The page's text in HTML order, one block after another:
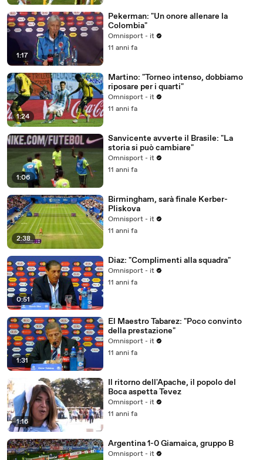
1:17
Pekerman: "Un onore allenare la
Colombia"
Omnisport - it
11 anni fa
1:24
Martino: "Torneo intenso, dobbiamo
riposare per i quarti"
Omnisport - it
11 anni fa
1:06
Sanvicente avverte il Brasile: "La
storia si può cambiare"
Omnisport - it
11 anni fa
2:38
Birmingham, sarà finale Kerber-
Pliskova
Omnisport - it
11 anni fa
0:51
Diaz: "Complimenti alla squadra"
Omnisport - it
11 anni fa
1:31
El Maestro Tabarez: "Poco convinto
della prestazione"
Omnisport - it
11 anni fa
1:16
Il ritorno dell'Apache, il popolo del
Boca aspetta Tevez
Omnisport - it
11 anni fa
Argentina 1-0 Giamaica, gruppo B
Omnisport - it